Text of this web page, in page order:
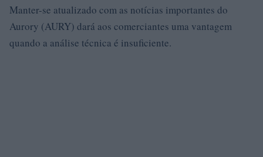
Manter-se atualizado com as notícias importantes do
Aurory (AURY) dará aos comerciantes uma vantagem
quando a análise técnica é insuficiente.